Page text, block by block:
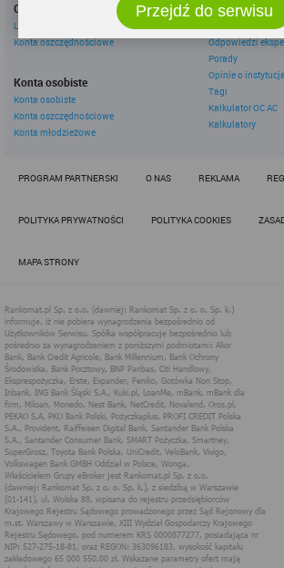
Oszczędzanie
Lokaty
Konta oszczędnościowe
Konta osobiste
Konta osobiste
Konta oszczędnościowe
Konta młodzieżowe
eBroker Ekstra
Odpowiedzi
Porady
Opinie o
Tagi
Kalkulator OC AC
Kalkulatory
PROGRAM PARTNERSKI O NAS REKLAMA
POLITYKA PRYWATNOŚCI POLITYKA COOKIES
MAPA STRONY
Zakres wykorzystywania plików cookies
określenia w ustawieniach przeglądarki
wprowadzenia zmian ustawień, informacje w
być zapisywane w pamięci Twojego urządzenia.
Administratorem danych pozyskiwanych w
spółka Rankomat.pl Sp. z o.o. (dawniej:
k.) z siedzibą w Warszawie, ul. Wolska 88, 01
Możesz jako użytkownik w każdym czasie
administratorem pod adresem bok@ebroker.pl,
obowiązującym prawem (zgodnie z tzw.
dostosowanie usług, świadczonych w ramach
Polityka Cookies serwisów
internetowych spółki
o.o. (dawniej: Rankomat Sp. z
k.)
Rankomat.pl Sp. z o.o. (dawniej: Rankomat
siedzibą w Warszawie (01-141), ul. Wolska 88,
przedsiębiorców Krajowego Rejestru
przez Sąd Rejonowy dla m.st. Warszawy w
Wydział Gospodarczy Krajowego Rejestru
numerem KRS 0000877277, posiadająca nr
oraz REGON: 363096183, zwana dalej
na swoich stronach internetowych technologię
Zasady wykorzystania informacji
użytkownika w ramach technologii cookies w
ze stron internetowych i Rankomat określa
Przejdź do serwisu